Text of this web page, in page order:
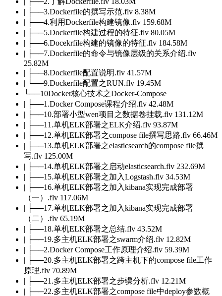
| ├──3.Dockerfile的撰写示范.flv 8.38M
| ├──4.利用Dockerfile构建镜像.flv 159.68M
| ├──5.Dockerfile构建过程的特征.flv 80.05M
| ├──6.Docekrfile构建的镜像的特征.flv 184.58M
| ├──7.Dockerfile的命令与镜像层级的关系介绍.flv
25.82M
| ├──8.Dockerfile配置说明.flv 41.57M
| └──9.Dockerfile配置之RUN.flv 19.45M
└──10Docker核心技术之Docker-Compose
| ├──1.Docker Compose课程介绍.flv 42.48M
| ├──10.部署小型wen项目之数据卷挂载.flv 131.12M
| ├──11.单机ELK部署之ELK介绍.flv 93.87M
| ├──12.单机ELK部署之compose file撰写思路.flv 66.46M
| ├──13.单机ELK部署之elasticsearch的compose file撰
写.flv 125.00M
| ├──14.单机ELK部署之启动elasticsearch.flv 232.69M
| ├──15.单机ELK部署之加入Logstash.flv 34.53M
| ├──16.单机ELK部署之加入kibana实现完成部署
（一）.flv 117.06M
| ├──17.单机ELK部署之加入kibana实现完成部署
（二）.flv 65.19M
| ├──18.单机ELK部署之总结.flv 43.52M
| ├──19.多主机ELK部署之swarm介绍.flv 12.82M
| ├──2.Docker Compose工作原理介绍.flv 59.39M
| ├──20.多主机ELK部署之跨主机下的compose file工作
原理.flv 70.89M
| ├──21.多主机ELK部署之步骤分析.flv 12.21M
| ├──22.多主机ELK部署之compose file中deploy参数概